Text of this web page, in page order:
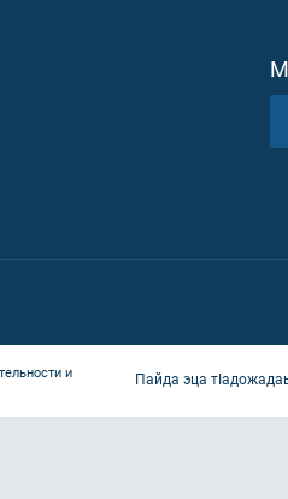
и
Пайда эца